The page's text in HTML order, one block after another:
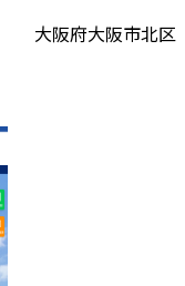
大阪府大阪市北区